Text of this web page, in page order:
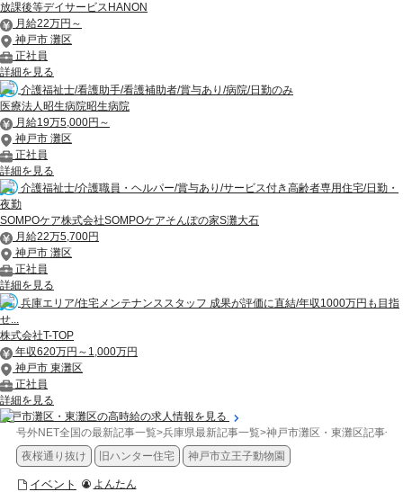
放課後等デイサービスHANON
月給22万円～
神戸市 灘区
正社員
詳細を見る
介護福祉士/看護助手/看護補助者/賞与あり/病院/日勤のみ
医療法人昭生病院昭生病院
月給19万5,000円～
神戸市 灘区
正社員
詳細を見る
介護福祉士/介護職員・ヘルパー/賞与あり/サービス付き高齢者専用住宅/日勤・
夜勤
SOMPOケア株式会社SOMPOケアそんぽの家S灘大石
月給22万5,700円
神戸市 灘区
正社員
詳細を見る
兵庫エリア/住宅メンテナンススタッフ 成果が評価に直結/年収1000万円も目指
せ...
株式会社T-TOP
年収620万円～1,000万円
神戸市 東灘区
正社員
詳細を見る
神戸市灘区・東灘区の高時給の求人情報を見る
号外NET全国の最新記事一覧>兵庫県最新記事一覧>神戸市灘区・東灘区記事一
夜桜通り抜け
旧ハンター住宅 神戸市立王子動物園
イベント よんたん